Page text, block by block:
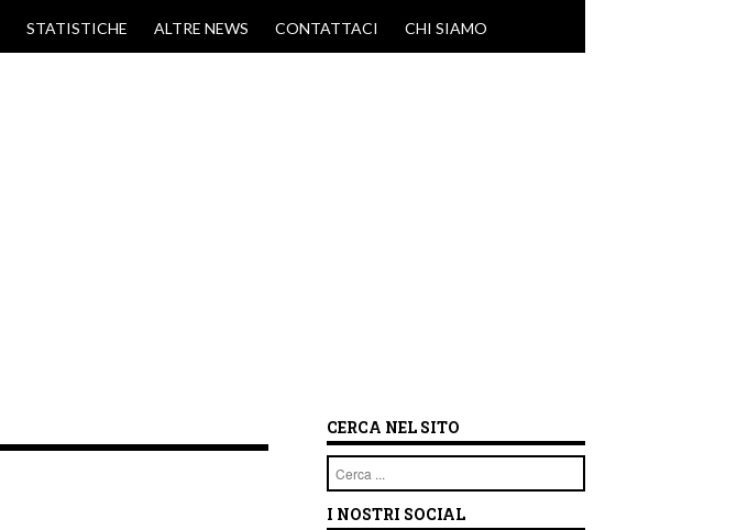
STATISTICHE ALTRE NEWS CONTATTACI CHI SIAMO
CERCA NEL SITO
Cerca
I NOSTRI SOCIAL